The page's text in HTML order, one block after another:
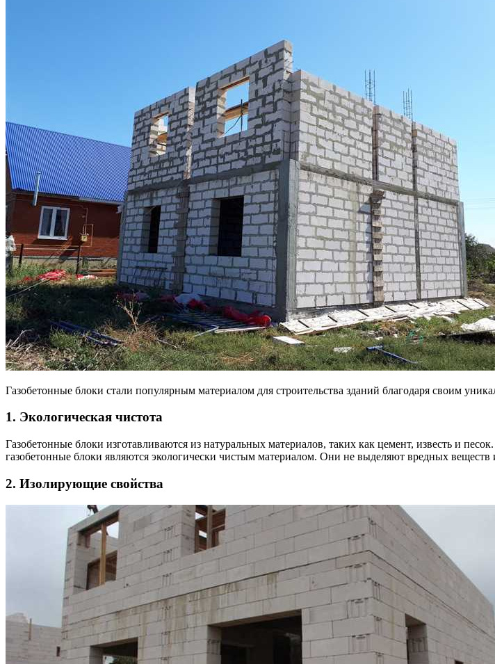
Газобетонные блоки стали популярным материалом для строительства зданий благодаря своим
1. Экологическая чистота
Газобетонные блоки изготавливаются из натуральных материалов, таких как цемент, известь и
газобетонные блоки являются экологически чистым материалом. Они не выделяют вредных
2. Изолирующие свойства